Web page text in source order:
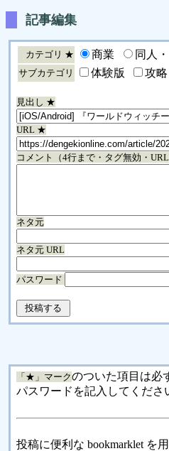
記事編集
カテゴリ ★ 商業 同人
サブカテゴリ 体験版 攻略
見出し ★
URL ★
コメント（4行まで・タグ無効・
ネタ元
ネタ元 URL
パスワード
「★」マークのついた項目は必
パスワードを記入してくだ
投稿に便利な bookmarklet を